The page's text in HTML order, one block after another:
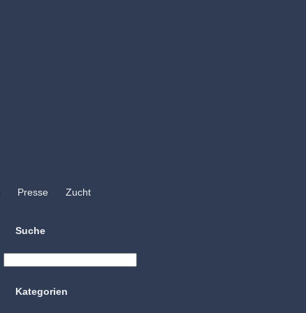
Presse Zucht
Suche
Kategorien